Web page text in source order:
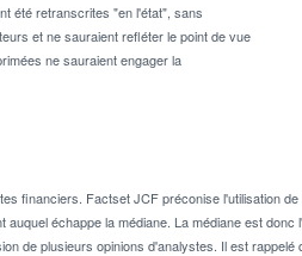
été retranscrites "en l'état", sans
et ne sauraient refléter le point de vue
ne sauraient engager la
financiers. Factset JCF préconise l'utilisation
échappe la médiane. La médiane est
de plusieurs opinions d'analystes. Il est